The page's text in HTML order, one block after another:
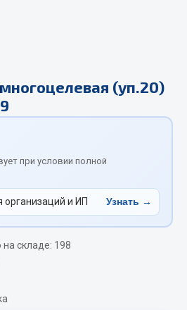
ещё
(уп.20)
при условии полной
и ИП Узнать →
на складе: 198